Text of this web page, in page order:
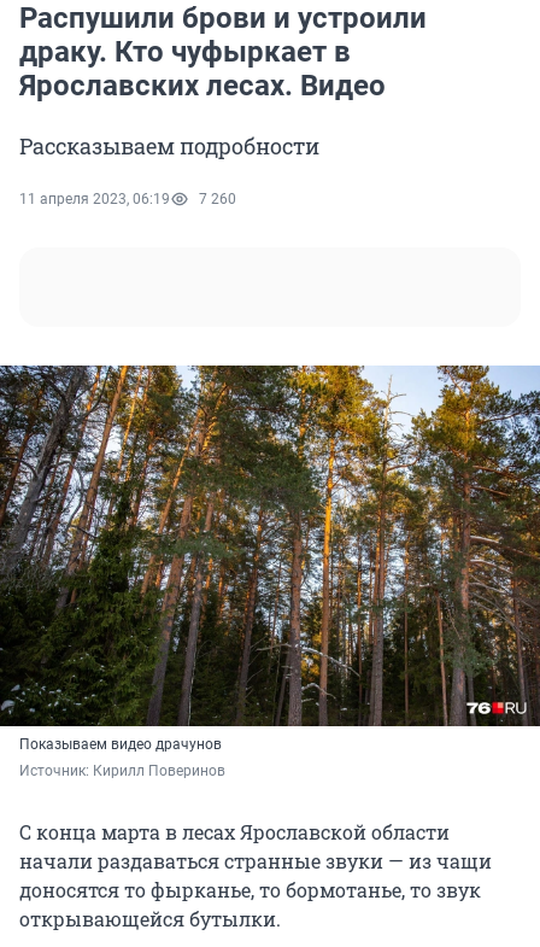
Распушили брови и устроили
драку. Кто чуфыркает в
Ярославских лесах. Видео
Рассказываем подробности
11 апреля 2023, 06:19 7 260
Показываем видео драчунов
Источник: Кирилл Поверинов
С конца марта в лесах Ярославской области
начали раздаваться странные звуки — из чащи
доносятся то фырканье, то бормотанье, то звук
открывающейся бутылки.